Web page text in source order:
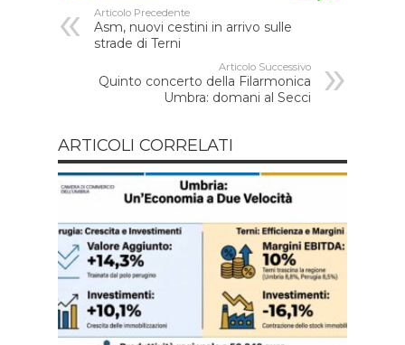
Articolo Precedente
Asm, nuovi cestini in arrivo sulle
strade di Terni
Articolo Successivo
Quinto concerto della Filarmonica
Umbra: domani al Secci
ARTICOLI CORRELATI